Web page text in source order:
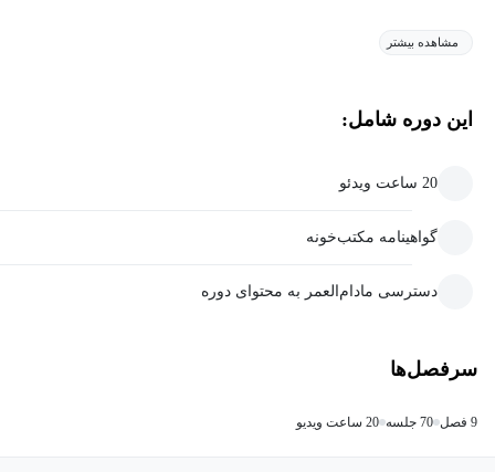
مشاهده بیشتر
این دوره شامل:
20 ساعت ویدئو
گواهینامه مکتب‌خونه
دسترسی مادام‌العمر به محتوای دوره
سرفصل‌ها
9 فصل 70 جلسه 20 ساعت ویدیو